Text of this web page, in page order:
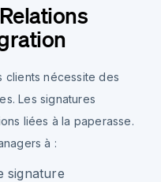
clients nécessite des
Les signatures
liées à la paperasse.
à :
signature